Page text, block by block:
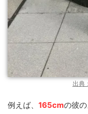
出典
例えば、 165cmの彼